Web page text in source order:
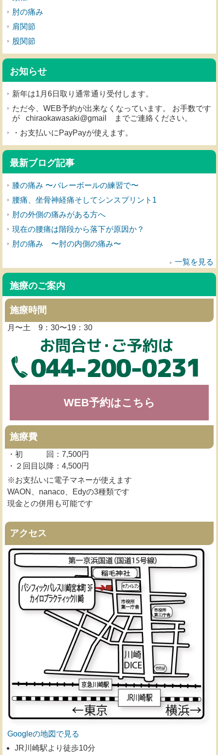
肘の痛み
肩関節
股関節
お知らせ
新年は1月6日取り通常通り受付します。
ただ今、WEB予約が出来なくなっています。 お手数です
が chiraokawasaki@gmail までご連絡ください。
・お支払いにPayPayが使えます。
最新ブログ記事
膝の痛み 〜バレーボールの練習で〜
腰痛、坐骨神経痛そしてシンスプリント1
肘の外側の痛みがある方へ
現在の腰痛は階段から落下が原因か？
肘の痛み 〜肘の内側の痛み〜
一覧を見る
施療のご案内
施療時間
月〜土 9：30〜19：30
WEB予約はこちら
施療費
・初 回：7,500円
・２回目以降：4,500円
※お支払いに電子マネーが使えます
WAON、nanaco、Edyの3種類です
現金との併用も可能です
アクセス
Googleの地図で見る
JR川崎駅より徒歩10分